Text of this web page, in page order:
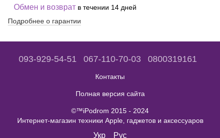
Обмен и возврат в течении 14 дней
Подробнее о гарантии
093-929-54-51 067-110-70-03 0800319161
Контакты
Полная версия сайта
©™iPodrom 2015 - 2024
Интернет-магазин техники Apple, гаджетов и аксессуаров
Укр Рус